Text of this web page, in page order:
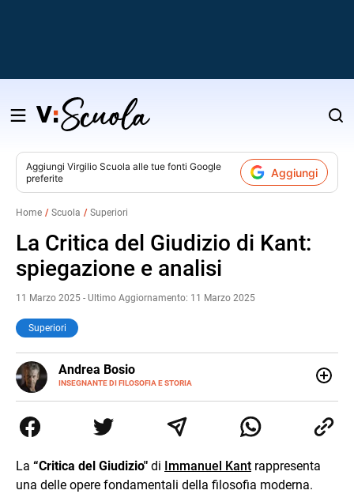
Salta
contenuto
Aggiungi Virgilio Scuola alle tue fonti Google
preferite
Aggiungi
Home Scuola Superiori
La Critica del Giudizio di Kant:
spiegazione e analisi
11 Marzo 2025 - Ultimo Aggiornamento: 11 Marzo 2025
Superiori
Andrea Bosio
INSEGNANTE DI FILOSOFIA E STORIA
E-
MAIL
occupandosi di storia della comunicazione scientifica e di
storia della Chiesa. È dottorando presso la Facoltà
volume Giovani Minzoni terra incognita.
La “Critica del Giudizio" di Immanuel Kant rappresenta
una delle opere fondamentali della filosofia moderna.